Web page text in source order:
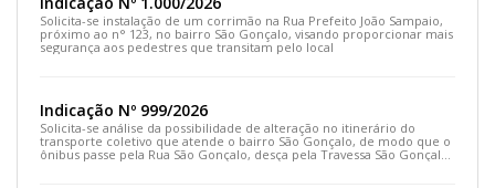
Solicita-se instalação de um corrimão na Rua Prefeito João Sampaio,
próximo ao n° 123, no bairro São Gonçalo, visando proporcionar mais
segurança aos pedestres que transitam pelo local
Indicação Nº 999/2026
Solicita-se análise da possibilidade de alteração no itinerário do
transporte coletivo que atende o bairro São Gonçalo, de modo que o
ônibus passe pela Rua São Gonçalo, desça pela Travessa São Gonçalo